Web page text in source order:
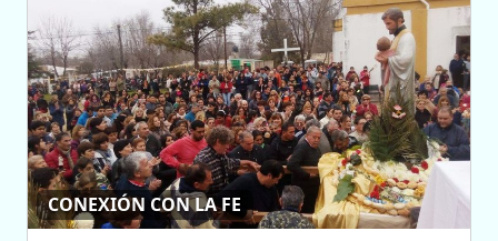
CONEXIÓN CON LA FE